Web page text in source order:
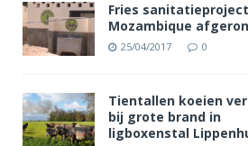
Fries sanitatieproject
Mozambique
25/04/2017 0
Tientallen koeien
bij grote brand in
ligboxenstal